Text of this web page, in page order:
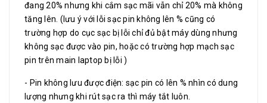
đang 20% nhưng khi cắm sạc mãi vẫn chỉ 20% mà không
tăng lên. (lưu ý với lỗi sạc pin không lên % cũng có
trường hợp do cục sạc bị lỗi chỉ đủ bật máy dùng nhưng
không sạc được vào pin, hoặc có trường hợp mạch sạc
pin trên main laptop bị lỗi )
- Pin không lưu được điện: sạc pin có lên % nhìn có dung
lượng nhưng khi rút sạc ra thì máy tắt luôn.